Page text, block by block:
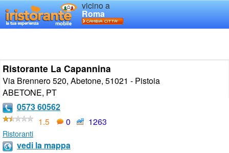
vicino a
Roma
Ristorante La Capannina
Via Brennero 520, Abetone, 51021 - Pistoia
ABETONE, PT
0573 60562
1.5
0 1263
Ristoranti
vedi la mappa